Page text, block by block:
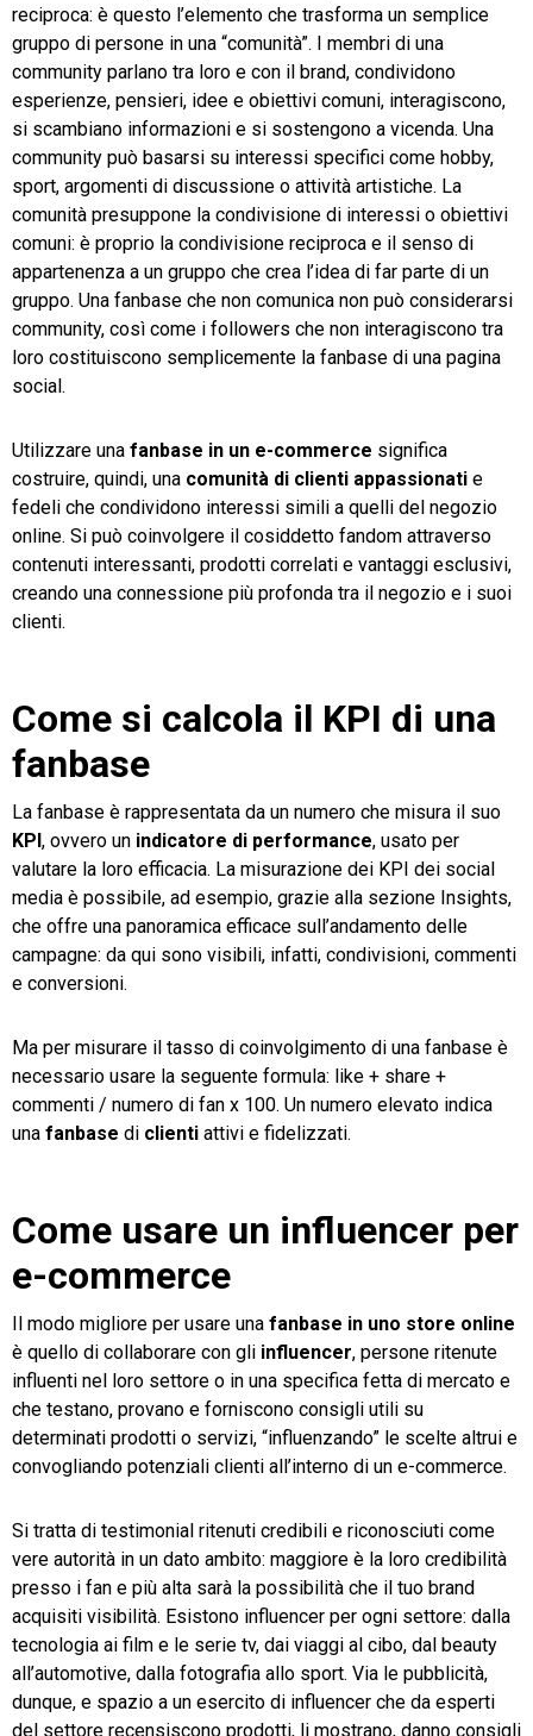
reciproca: è questo l’elemento che trasforma un semplice
gruppo di persone in una “comunità”. I membri di una
community parlano tra loro e con il brand, condividono
esperienze, pensieri, idee e obiettivi comuni, interagiscono,
si scambiano informazioni e si sostengono a vicenda. Una
community può basarsi su interessi specifici come hobby,
sport, argomenti di discussione o attività artistiche. La
comunità presuppone la condivisione di interessi o obiettivi
comuni: è proprio la condivisione reciproca e il senso di
appartenenza a un gruppo che crea l’idea di far parte di un
gruppo. Una fanbase che non comunica non può considerarsi
community, così come i followers che non interagiscono tra
loro costituiscono semplicemente la fanbase di una pagina
social.
Utilizzare una fanbase in un e-commerce significa
costruire, quindi, una comunità di clienti appassionati e
fedeli che condividono interessi simili a quelli del negozio
online. Si può coinvolgere il cosiddetto fandom attraverso
contenuti interessanti, prodotti correlati e vantaggi esclusivi,
creando una connessione più profonda tra il negozio e i suoi
clienti.
Come si calcola il KPI di una
fanbase
La fanbase è rappresentata da un numero che misura il suo
KPI , ovvero un indicatore di performance, usato per
valutare la loro efficacia. La misurazione dei KPI dei social
media è possibile, ad esempio, grazie alla sezione Insights,
che offre una panoramica efficace sull’andamento delle
campagne: da qui sono visibili, infatti, condivisioni, commenti
e conversioni.
Ma per misurare il tasso di coinvolgimento di una fanbase è
necessario usare la seguente formula: like + share +
commenti / numero di fan x 100. Un numero elevato indica
una fanbase di clienti attivi e fidelizzati.
Come usare un influencer per
e-commerce
Il modo migliore per usare una fanbase in uno store online
è quello di collaborare con gli influencer, persone ritenute
influenti nel loro settore o in una specifica fetta di mercato e
che testano, provano e forniscono consigli utili su
determinati prodotti o servizi, “influenzando” le scelte altrui e
convogliando potenziali clienti all’interno di un e-commerce.
Si tratta di testimonial ritenuti credibili e riconosciuti come
vere autorità in un dato ambito: maggiore è la loro credibilità
presso i fan e più alta sarà la possibilità che il tuo brand
acquisiti visibilità. Esistono influencer per ogni settore: dalla
tecnologia ai film e le serie tv, dai viaggi al cibo, dal beauty
all’automotive, dalla fotografia allo sport. Via le pubblicità,
dunque, e spazio a un esercito di influencer che da esperti
del settore recensiscono prodotti, li mostrano, danno consigli